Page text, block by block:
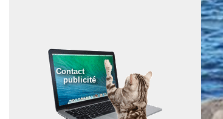
Contact
publicité